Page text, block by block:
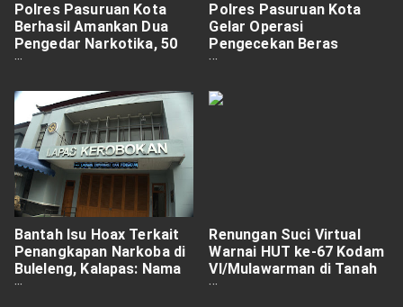
Polres Pasuruan Kota
Berhasil Amankan Dua
Pengedar Narkotika, 50
Gram Sabu Disita
Polres Pasuruan Kota
Gelar Operasi
Pengecekan Beras
Terkait Isu Pengoplosan
Mutu
Bantah Isu Hoax Terkait
Penangkapan Narkoba di
Buleleng, Kalapas: Nama
Cuke Bukan Warga Kami
Renungan Suci Virtual
Warnai HUT ke-67 Kodam
VI/Mulawarman di Tanah
Bumbu